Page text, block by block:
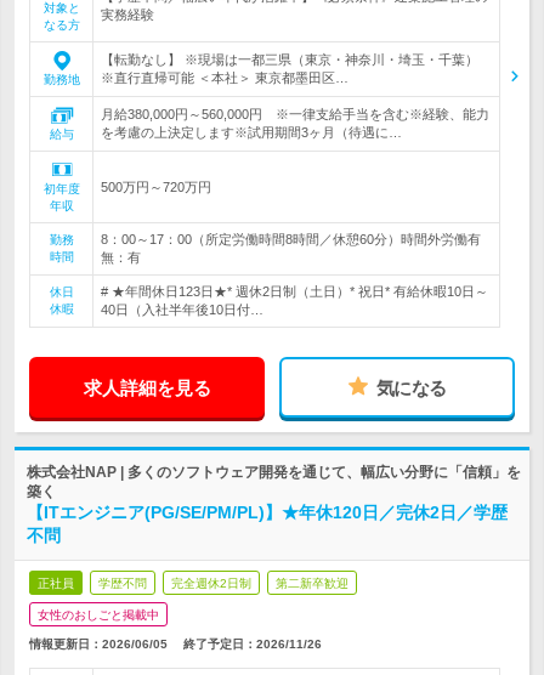
対象と
なる方
実務経験
勤務地
【転勤なし】 ※現場は一都三県（東京・神奈川・埼玉・千葉）
※直行直帰可能 ＜本社＞ 東京都墨田区…
給与
月給380,000円～560,000円 ※一律支給手当を含む※経験、能力
を考慮の上決定します※試用期間3ヶ月（待遇に…
初年度
年収
500万円～720万円
勤務
時間
8：00～17：00（所定労働時間8時間／休憩60分）時間外労働有
無：有
休日
休暇
# ★年間休日123日★* 週休2日制（土日）* 祝日* 有給休暇10日～
40日（入社半年後10日付…
求人詳細を見る 気になる
株式会社NAP | 多くのソフトウェア開発を通じて、幅広い分野に「信頼」を
築く
【ITエンジニア(PG/SE/PM/PL)】★年休120日／完休2日／学歴
不問
正社員 学歴不問 完全週休2日制 第二新卒歓迎
女性のおしごと掲載中
情報更新日：2026/06/05 終了予定日： 2026/11/26